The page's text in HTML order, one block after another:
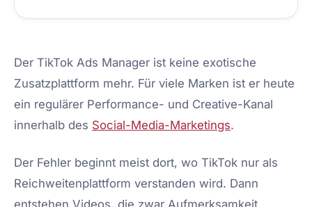
Der TikTok Ads Manager ist keine exotische
Zusatzplattform mehr. Für viele Marken ist er heute
ein regulärer Performance- und Creative-Kanal
innerhalb des Social-Media-Marketings.
Der Fehler beginnt meist dort, wo TikTok nur als
Reichweitenplattform verstanden wird. Dann